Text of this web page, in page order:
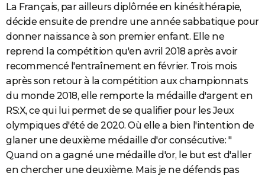
La Français, par ailleurs diplômée en kinésithérapie,
décide ensuite de prendre une année sabbatique pour
donner naissance à son premier enfant. Elle ne
reprend la compétition qu'en avril 2018 après avoir
recommencé l'entraînement en février. Trois mois
après son retour à la compétition aux championnats
du monde 2018, elle remporte la médaille d'argent en
RS:X, ce qui lui permet de se qualifier pour les Jeux
olympiques d'été de 2020. Où elle a bien l'intention de
glaner une deuxième médaille d'or consécutive: "
Quand on a gagné une médaille d'or, le but est d'aller
en chercher une deuxième. Mais je ne défends pas